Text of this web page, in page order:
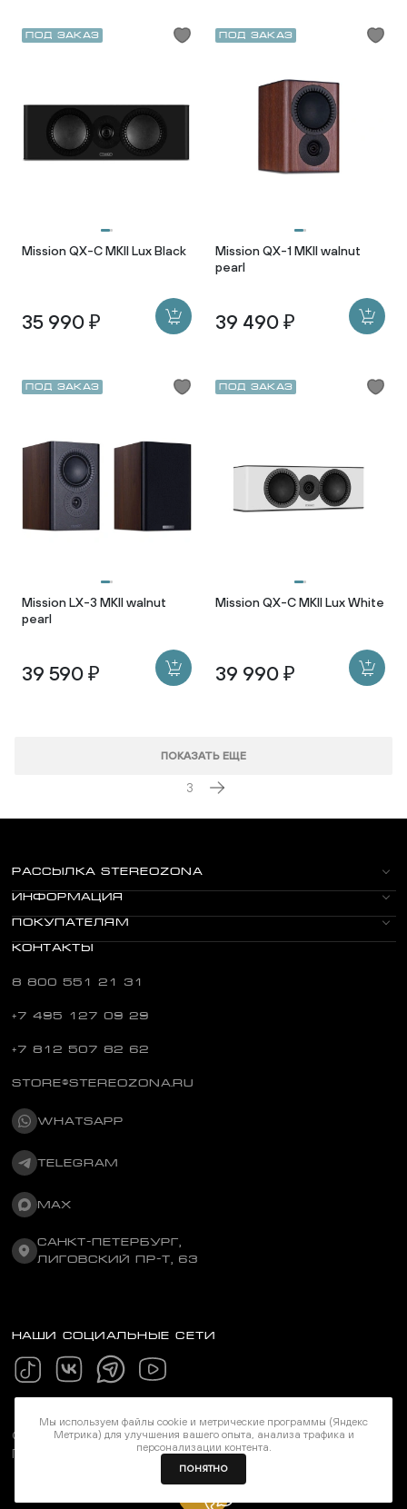
Под заказ
Mission QX-C MKII Lux Black
35 990 ₽
Под заказ
Mission QX-1 MKII walnut
pearl
39 490 ₽
Под заказ
Mission LX-3 MKII walnut
pearl
39 590 ₽
Под заказ
Mission QX-C MKII Lux White
39 990 ₽
ПОКАЗАТЬ ЕЩЕ
3
РАССЫЛКА STEREOZONA
ИНФОРМАЦИЯ
ПОКУПАТЕЛЯМ
КОНТАКТЫ
8 800 551 21 31
+7 495 127 09 29
+7 812 507 82 62
STORE@STEREOZONA.RU
WHATSAPP
TELEGRAM
MAX
САНКТ-ПЕТЕРБУРГ,
ЛИГОВСКИЙ ПР-Т, 63
НАШИ СОЦИАЛЬНЫЕ СЕТИ
©Stereozona 2026. Все права защищены
Политика конфиденциальности
Мы используем файлы cookie и метрические программы (Яндекс
Метрика) для улучшения вашего опыта, анализа трафика и
персонализации контента.
ПОНЯТНО